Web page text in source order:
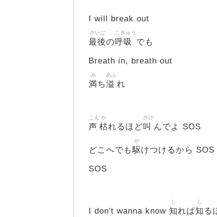
I will break out
最後
さいご
の呼吸
こきゅう
でも
Breath in, breath out
満
み
ち溢
あふ
れ
声
こえ
枯
か
れるほど叫
さけ
んでよ SOS
どこへでも駆
か
けつけるから SOS
SOS
I don't wanna know 知
し
れば知
し
る